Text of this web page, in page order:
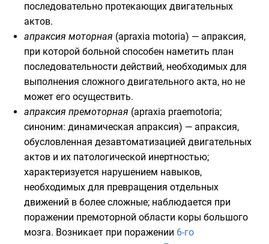
последовательно протекающих двигательных
актов.
апраксия моторная (apraxia motoria) — апраксия,
при которой больной способен наметить план
последовательности действий, необходимых для
выполнения сложного двигательного акта, но не
может его осуществить.
апраксия премоторная (apraxia praemotoria;
синоним: динамическая апраксия) — апраксия,
обусловленная дезавтоматизацией двигательных
актов и их патологической инертностью;
характеризуется нарушением навыков,
необходимых для превращения отдельных
движений в более сложные; наблюдается при
поражении премоторной области коры большого
мозга. Возникает при поражении 6-го